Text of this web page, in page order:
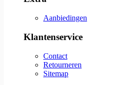
Aanbiedingen
Klantenservice
Contact
Retourneren
Sitemap